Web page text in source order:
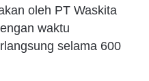
oleh PT Waskita
waktu
selama 600